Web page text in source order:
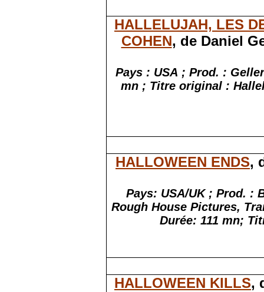
HALLELUJAH, LES
COHEN, de Daniel
Pays : USA ; Prod. :
mn ; Titre original :
HALLOWEEN ENDS,
Pays: USA/UK ; Prod. :
Rough House Pictures,
Durée: 111 mn;
HALLOWEEN KILLS,